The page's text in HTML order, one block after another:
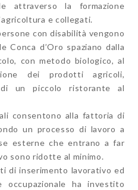
attraverso la formazione
e collegati.
con disabilità vengono
d’Oro spaziano dalla
con metodo biologico, al
dei prodotti agricoli,
un piccolo ristorante al
consentono alla fattoria di
un processo di lavoro a
esterne che entrano a far
sono ridotte al minimo.
di inserimento lavorativo ed
occupazionale ha investito